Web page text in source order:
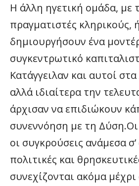
Η άλλη ηγετική ομάδα, με
πραγματιστές κληρικούς,
δημιουργήσουν ένα
συγκεντρωτικό
Κατάγγειλαν και αυτοί
αλλά ιδιαίτερα την
άρχισαν να επιδιώκουν
συνεννόηση με τη Δύση.Οι
οι συγκρούσεις ανάμεσα σ’
πολιτικές και
συνεχίζονται ακόμα